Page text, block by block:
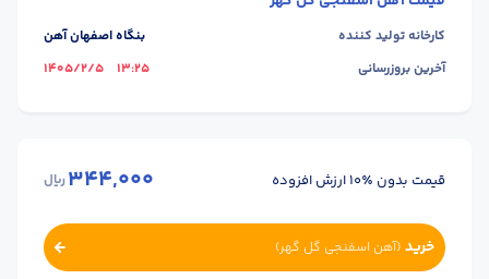
کارخانه تولید کننده
بنگاه اصفهان آهن
آخرین بروزرسانی
13:25
1405/2/5
قیمت بدون ٪۱۰ ارزش افزوده 344,000ریال
خرید (آهن اسفنجی گل گهر)